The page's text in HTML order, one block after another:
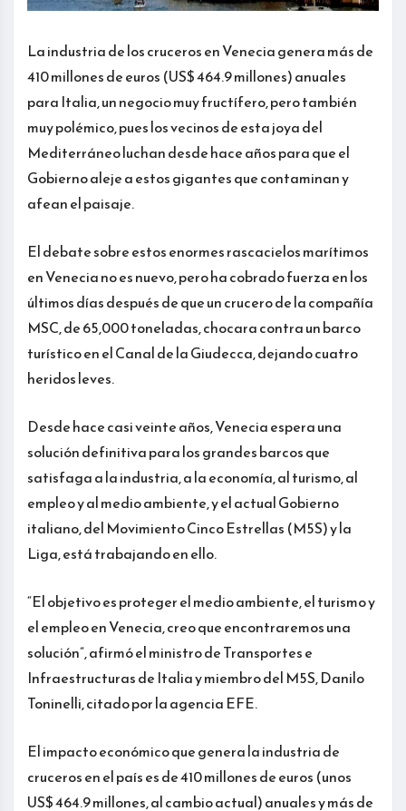
La industria de los cruceros en Venecia genera más de
410 millones de euros (US$ 464.9 millones) anuales
para Italia, un negocio muy fructífero, pero también
muy polémico, pues los vecinos de esta joya del
Mediterráneo luchan desde hace años para que el
Gobierno aleje a estos gigantes que contaminan y
afean el paisaje.
El debate sobre estos enormes rascacielos marítimos
en Venecia no es nuevo, pero ha cobrado fuerza en los
últimos días después de que un crucero de la compañía
MSC, de 65,000 toneladas, chocara contra un barco
turístico en el Canal de la Giudecca, dejando cuatro
heridos leves.
Desde hace casi veinte años, Venecia espera una
solución definitiva para los grandes barcos que
satisfaga a la industria, a la economía, al turismo, al
empleo y al medio ambiente, y el actual Gobierno
italiano, del Movimiento Cinco Estrellas (M5S) y la
Liga, está trabajando en ello.
“El objetivo es proteger el medio ambiente, el turismo y
el empleo en Venecia, creo que encontraremos una
solución”, afirmó el ministro de Transportes e
Infraestructuras de Italia y miembro del M5S, Danilo
Toninelli, citado por la agencia EFE.
El impacto económico que genera la industria de
cruceros en el país es de 410 millones de euros (unos
US$ 464.9 millones, al cambio actual) anuales y más de